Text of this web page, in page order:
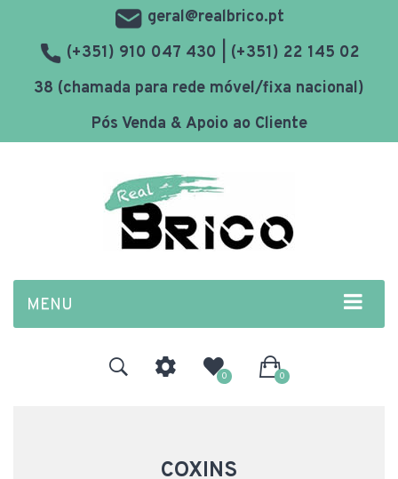
geral@realbrico.pt
(+351) 910 047 430 | (+351) 22 145 02
38 (chamada para rede móvel/fixa nacional)
Pós Venda & Apoio ao Cliente
MENU
0 0
COXINS